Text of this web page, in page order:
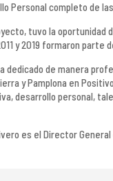
Personal completo de
tuvo la oportunidad
y 2019 formaron parte
dedicado de manera
y Pamplona en
desarrollo personal,
es el Director